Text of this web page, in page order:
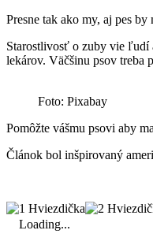
Presne tak ako my, aj pes
Starostlivosť o zuby vie ľudí
lekárov. Väčšinu psov treba
Foto: Pixabay
Pomôžte vášmu psovi aby
Článok bol inšpirovaný
Loading...